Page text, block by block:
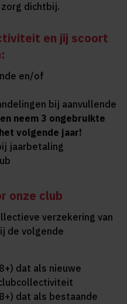
dichtbij.
en jij scoort
en/of
bij aanvullende
en neem 3 ongebruikte
volgende jaar!
jaarbetaling
onze club
verzekering van
de volgende
dat als nieuwe
dat als bestaande